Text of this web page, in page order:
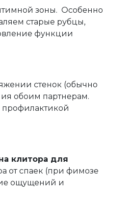
зоны. Особенно
старые рубцы,
функции
стенок (обычно
обоим партнерам.
профилактикой
клитора для
от спаек (при фимозе
ощущений и